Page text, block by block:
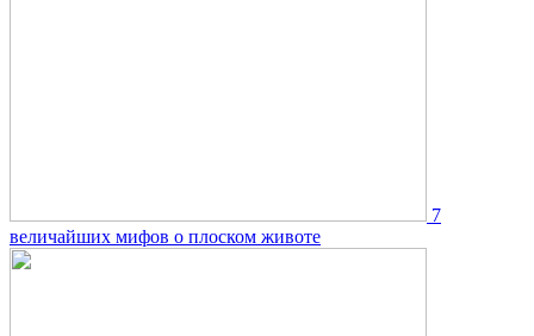
7
величайших мифов о плоском животе